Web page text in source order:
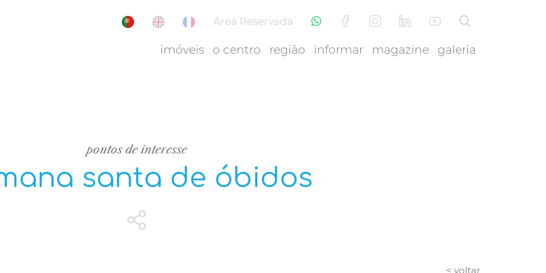
Área Reservada
imóveis o centro região informar magazine galeria
pontos de interesse
santa de óbidos
< voltar